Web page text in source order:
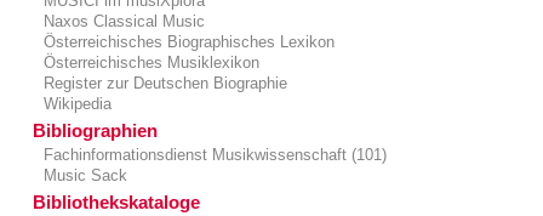
Naxos Classical Music
Österreichisches Biographisches Lexikon
Österreichisches Musiklexikon
Register zur Deutschen Biographie
Wikipedia
Bibliographien
Fachinformationsdienst Musikwissenschaft (101)
Music Sack
Bibliothekskataloge